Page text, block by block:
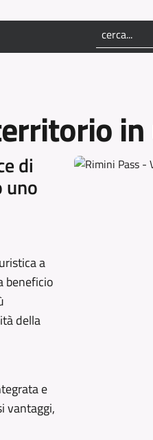
di
uno
a
beneficio
della
e
vantaggi,